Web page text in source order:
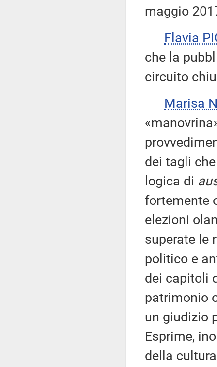
maggio
Flavia
che la
circuito
Marisa
dei tagli
logica di
fortemente
elezioni
superate le
politico e
dei capitoli
patrimonio
un giudizio
Esprime,
della